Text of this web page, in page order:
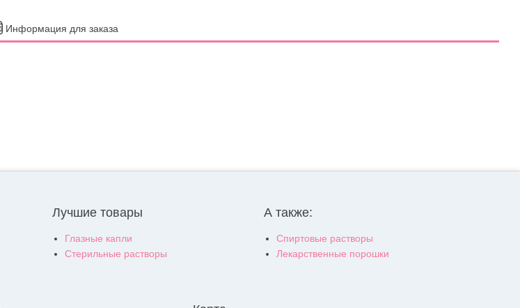
Информация для заказа
Лучшие товары
Глазные капли
Стерильные растворы
А также:
Спиртовые растворы
Лекарственные порошки